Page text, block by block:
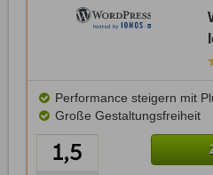
Performance steigern mit
Große Gestaltungsfreiheit